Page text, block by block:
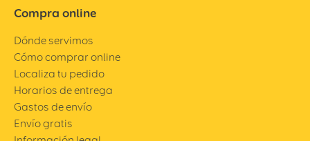
Compra online
Dónde servimos
Cómo comprar online
Localiza tu pedido
Horarios de entrega
Gastos de envío
Envío gratis